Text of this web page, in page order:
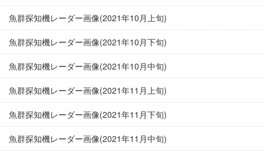
魚群探知機レーダー画像(2021年10月上旬)
魚群探知機レーダー画像(2021年10月下旬)
魚群探知機レーダー画像(2021年10月中旬)
魚群探知機レーダー画像(2021年11月上旬)
魚群探知機レーダー画像(2021年11月下旬)
魚群探知機レーダー画像(2021年11月中旬)